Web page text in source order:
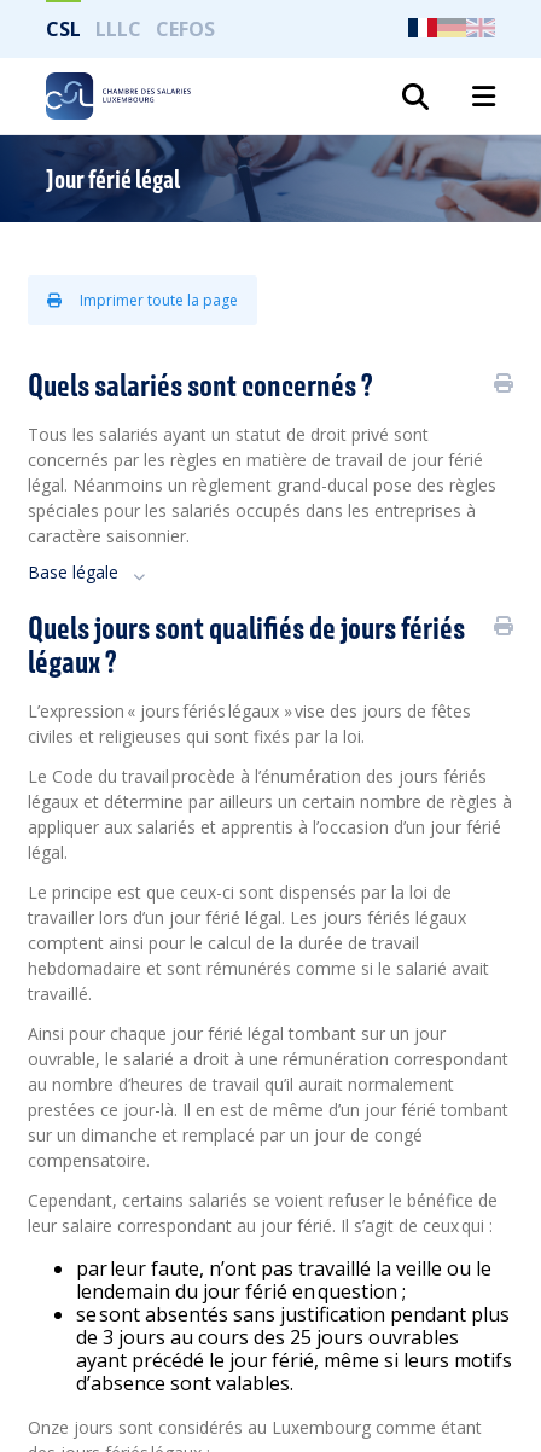
CSL LLLC CEFOS
Jour férié légal
Imprimer toute la page
Quels salariés sont concernés ?
Tous les salariés ayant un statut de droit privé sont
concernés par les règles en matière de travail de jour férié
légal. Néanmoins un règlement grand-ducal pose des règles
spéciales pour les salariés occupés dans les entreprises à
caractère saisonnier.
Base légale
Quels jours sont qualifiés de jours fériés
légaux ?
L’expression « jours fériés légaux » vise des jours de fêtes
civiles et religieuses qui sont fixés par la loi.
Le Code du travail procède à l’énumération des jours fériés
légaux et détermine par ailleurs un certain nombre de règles à
appliquer aux salariés et apprentis à l’occasion d’un jour férié
légal.
Le principe est que ceux-ci sont dispensés par la loi de
travailler lors d’un jour férié légal. Les jours fériés légaux
comptent ainsi pour le calcul de la durée de travail
hebdomadaire et sont rémunérés comme si le salarié avait
travaillé.
Ainsi pour chaque jour férié légal tombant sur un jour
ouvrable, le salarié a droit à une rémunération correspondant
au nombre d’heures de travail qu’il aurait normalement
prestées ce jour-là. Il en est de même d’un jour férié tombant
sur un dimanche et remplacé par un jour de congé
compensatoire.
Cependant, certains salariés se voient refuser le bénéfice de
leur salaire correspondant au jour férié. Il s’agit de ceux qui :
par leur faute, n’ont pas travaillé la veille ou le
lendemain du jour férié en question ;
se sont absentés sans justification pendant plus
de 3 jours au cours des 25 jours ouvrables
ayant précédé le jour férié, même si leurs motifs
d’absence sont valables.
Onze jours sont considérés au Luxembourg comme étant